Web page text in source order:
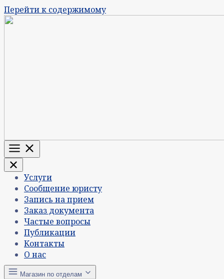
Перейти к содержимому
Меню
Услуги
Сообщение юристу
Запись на прием
Заказ документа
Частые вопросы
Публикации
Контакты
О нас
Магазин по отделам